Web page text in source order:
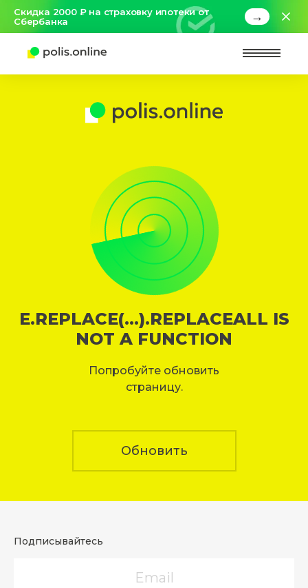
Скидка 2000 ₽ на страховку ипотеки от
Сбербанка
→
E.REPLACE(...).REPLACEALL IS
NOT A FUNCTION
Попробуйте обновить
страницу.
Обновить
Подписывайтесь